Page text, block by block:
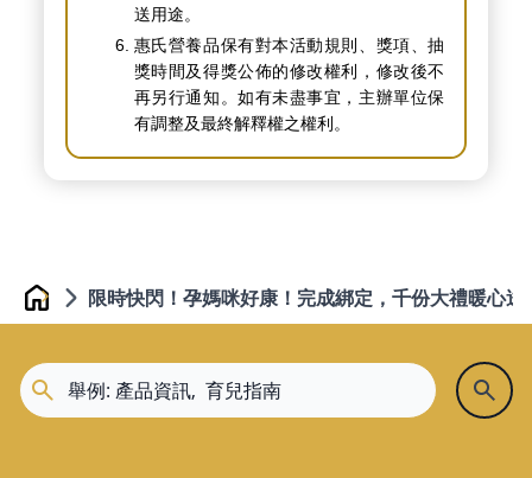
送用途。
惠氏營養品保有對本活動規則、獎項、抽
獎時間及得獎公佈的修改權利，修改後不
再另行通知。如有未盡事宜，主辦單位保
有調整及最終解釋權之權利。
Home 限時快閃！孕媽咪好康！完成綁定，千份大禮暖心